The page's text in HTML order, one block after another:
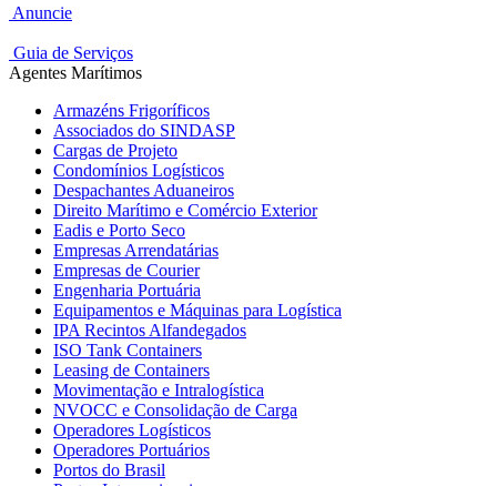
Anuncie
Guia de Serviços
Agentes Marítimos
Armazéns Frigoríficos
Associados do SINDASP
Cargas de Projeto
Condomínios Logísticos
Despachantes Aduaneiros
Direito Marítimo e Comércio Exterior
Eadis e Porto Seco
Empresas Arrendatárias
Empresas de Courier
Engenharia Portuária
Equipamentos e Máquinas para Logística
IPA Recintos Alfandegados
ISO Tank Containers
Leasing de Containers
Movimentação e Intralogística
NVOCC e Consolidação de Carga
Operadores Logísticos
Operadores Portuários
Portos do Brasil